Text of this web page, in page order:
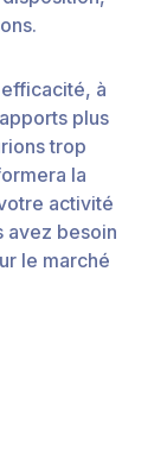
à
plus
trop
la
activité
avez besoin
le marché